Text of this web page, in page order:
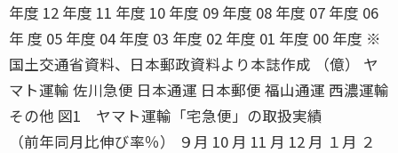
年度 12 年度 11 年度 10 年度 09 年度 08 年度 07 年度 06
年 度 05 年度 04 年度 03 年度 02 年度 01 年度 00 年度 ※
国土交通省資料、日本郵政資料より本誌作成 （億） ヤ
マト運輸 佐川急便 日本通運 日本郵便 福山通運 西濃運輸
その他 図1 ヤマト運輸「宅急便」の取扱実績
（前年同月比伸び率％） ９月 10 月 11 月 12 月 １月 ２